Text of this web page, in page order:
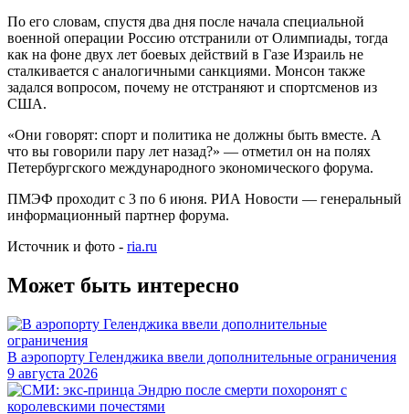
По его словам, спустя два дня после начала специальной
военной операции Россию отстранили от Олимпиады, тогда
как на фоне двух лет боевых действий в Газе Израиль не
сталкивается с аналогичными санкциями. Монсон также
задался вопросом, почему не отстраняют и спортсменов из
США.
«Они говорят: спорт и политика не должны быть вместе. А
что вы говорили пару лет назад?» — отметил он на полях
Петербургского международного экономического форума.
ПМЭФ проходит с 3 по 6 июня. РИА Новости — генеральный
информационный партнер форума.
Источник и фото - ria.ru
Может быть интересно
В аэропорту Геленджика ввели дополнительные ограничения
9 августа 2026